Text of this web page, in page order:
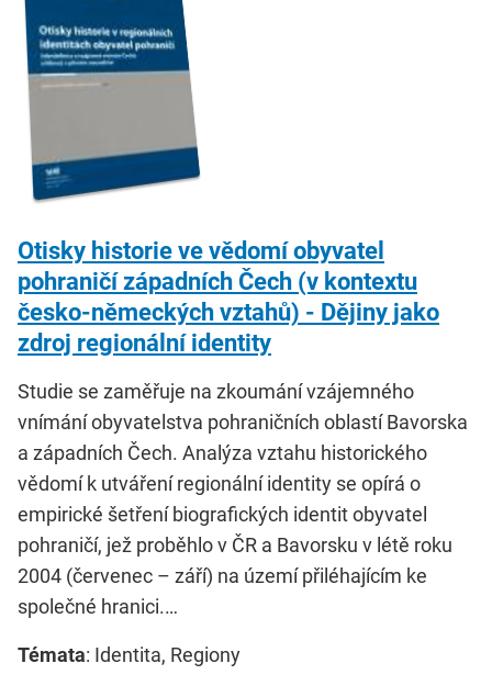
Otisky historie ve vědomí obyvatel
pohraničí západních Čech (v kontextu
česko-německých vztahů) - Dějiny jako
zdroj regionální identity
Studie se zaměřuje na zkoumání vzájemného
vnímání obyvatelstva pohraničních oblastí Bavorska
a západních Čech. Analýza vztahu historického
vědomí k utváření regionální identity se opírá o
empirické šetření biografických identit obyvatel
pohraničí, jež proběhlo v ČR a Bavorsku v létě roku
2004 (červenec – září) na území přiléhajícím ke
společné hranici.…
Témata: Identita, Regiony